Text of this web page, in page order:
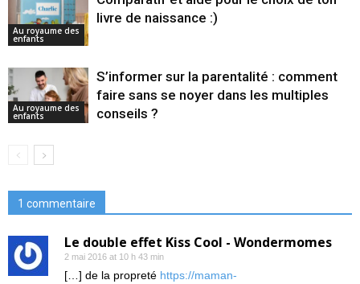
Au royaume des
enfants
livre de naissance :)
Au royaume des
enfants
S’informer sur la parentalité : comment
faire sans se noyer dans les multiples
conseils ?
1 commentaire
Le double effet Kiss Cool - Wondermomes
2 mai 2016 at 10 h 43 min
[…] de la propreté https://maman-